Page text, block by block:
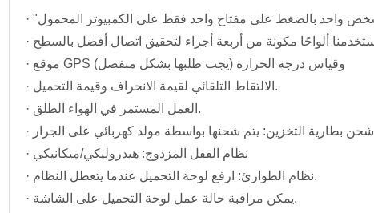
· موقع GPS وقياس درجة الحرارة (يجب طلبها بشكل منفصل)
· الالتقاط التلقائي لقيمة الانحراف وقيمة التحميل.
· العمل المستمر في الهواء الطلق.
· شحن بطارية التخزين: يتم شحنها بواسطة مولد كهربائي على الجرار
· نظام القفل المزدوج: هيدروليكي/ميكانيكي
· نظام الطوارئ: ارفع لوحة التحميل عندما يتعطل النظام.
· يمكن مراقبة حالة عمل لوحة التحميل على الشاشة.